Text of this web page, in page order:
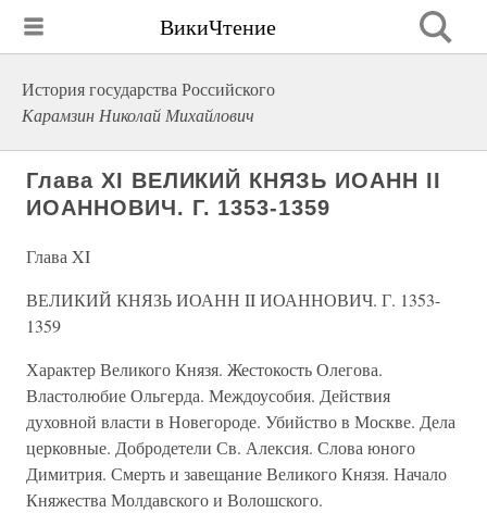
ВикиЧтение
История государства Российского
Карамзин Николай Михайлович
Глава XI ВЕЛИКИЙ КНЯЗЬ ИОАНН II
ИОАННОВИЧ. Г. 1353-1359
Глава XI
ВЕЛИКИЙ КНЯЗЬ ИОАНН II ИОАННОВИЧ. Г. 1353-
1359
Характер Великого Князя. Жестокость Олегова.
Властолюбие Ольгерда. Междоусобия. Действия
духовной власти в Новегороде. Убийство в Москве. Дела
церковные. Добродетели Св. Алексия. Слова юного
Димитрия. Смерть и завещание Великого Князя. Начало
Княжества Молдавского и Волошского.